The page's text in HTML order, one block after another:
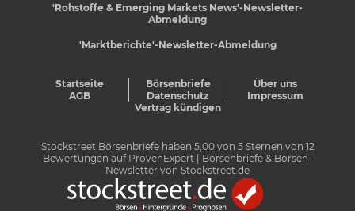
'Rohstoffe & Emerging Markets News'-Newsletter-
Abmeldung
'Marktberichte'-Newsletter-Abmeldung
Startseite Börsenbriefe
Über uns
AGB
Datenschutz
Impressum
Vertrag kündigen
Stockstreet Börsenbriefe haben 5,00von 5Sternen von 12
Bewertungen auf ProvenExpert
| Börsenbriefe & Börsen-
Newsletter von Stockstreet.de